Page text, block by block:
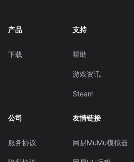
产品
下载
支持
帮助
游戏资讯
Steam
公司
服务协议
友情链接
网易MuMu模拟器